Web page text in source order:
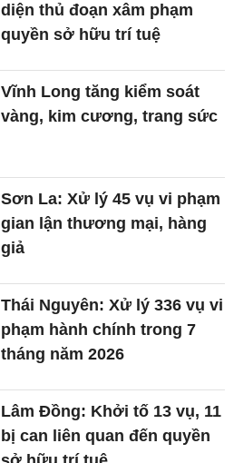
diện thủ đoạn xâm phạm
quyền sở hữu trí tuệ
Vĩnh Long tăng kiểm soát
vàng, kim cương, trang sức
Sơn La: Xử lý 45 vụ vi phạm
gian lận thương mại, hàng
giả
Thái Nguyên: Xử lý 336 vụ vi
phạm hành chính trong 7
tháng năm 2026
Lâm Đồng: Khởi tố 13 vụ, 11
bị can liên quan đến quyền